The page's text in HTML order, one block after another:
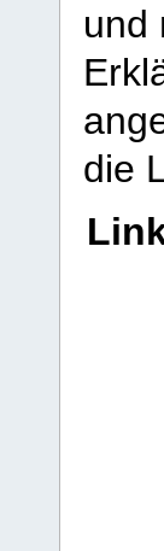
und
die